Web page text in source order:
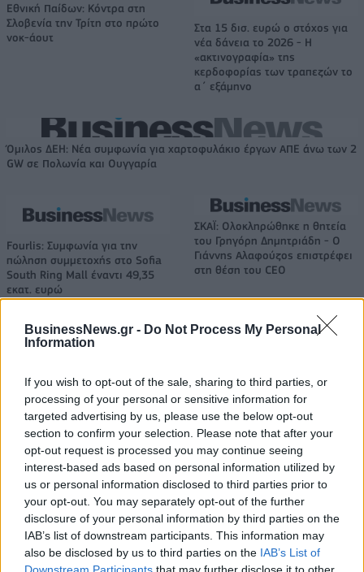
BusinessNews.gr - Do Not Process My Personal
Information
If you wish to opt-out of the sale, sharing to third parties, or
processing of your personal or sensitive information for
targeted advertising by us, please use the below opt-out
section to confirm your selection. Please note that after your
opt-out request is processed you may continue seeing
interest-based ads based on personal information utilized by
us or personal information disclosed to third parties prior to
your opt-out. You may separately opt-out of the further
disclosure of your personal information by third parties on the
IAB’s list of downstream participants. This information may
also be disclosed by us to third parties on the IAB’s List of
Εθνική Παίδων: Κόντρα στη
Σλοβενία την Τρίτη στο πρώτο
νοκ-άουτ
Στα 15 δισ. ευρώ ο στόχος για
νέα δάνεια το 2026 - Η
«ακτινογραφία» της
κερδοφορίας των τραπεζών το
α΄ εξάμηνο
Όμιλος ΔΕΗ: Νέα συμφωνία για χαρτοφυλάκιο έργων ΑΠΕ άνω των 2
GW σε Πολωνία και Ουγγαρία
Fourlis: Συμφωνία για την
πώληση συμμετοχής στο Sofia
South Ring Mall έναντι 49,35
εκατ. ευρώ
ΣΚΑΪ: Ολοκληρώθηκε η θητεία
του Γρηγόρη Δημητριάδη - Ο
Γιάννης Αλαφούζος επιστρέφει
στη θέση του CEO
Η Toyota φέρνει νέα γενιά
μπαταριών για τα υβριδικά της
Σε κινεζική… πολιορκία η
ευρωπαϊκή
αυτοκινητοβιομηχανία
Νέο Audi A2 e-tron με στόχο την κορυφή της αποδοτικότητας